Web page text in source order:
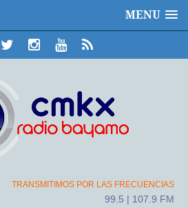
MENU
TRANSMITIMOS POR LAS FRECUENCIAS
99.5 | 107.9 FM